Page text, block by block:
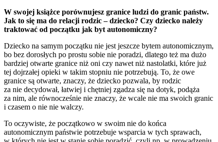
W swojej książce porównujesz granice ludzi do granic państw.
Jak to się ma do relacji rodzic – dziecko? Czy dziecko należy
traktować od początku jak byt autonomiczny?
Dziecko na samym początku nie jest jeszcze bytem autonomicznym,
bo bez dorosłych po prostu sobie nie poradzi, dlatego też ma dużo
bardziej otwarte granice niż oni czy nawet niż nastolatki, które już
tej dojrzałej opieki w takim stopniu nie potrzebują. To, że owe
granice są otwarte, znaczy, że dziecko pozwala, by rodzic
za nie decydował, łatwiej i chętniej zgadza się na dotyk, podąża
za nim, ale równocześnie nie znaczy, że wcale nie ma swoich granic
i czasem o nie nie walczy.
To oczywiste, że początkowo w swoim nie do końca
autonomicznym państwie potrzebuje wsparcia w tych sprawach,